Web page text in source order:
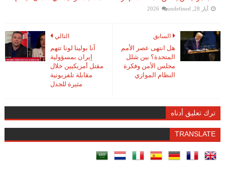
أيار 28, 2026 undefined
التالي
آنا بولينا لونا تتهم
إيران بمسؤولية
مقتل أمريكيين خلال
مقابلة تلفزيونية
مثيرة للجدل
السابق
هل انتهى عصر الأمم
المتحدة؟ بين شلل
مجلس الأمن وفكرة
النظام الموازي
ترك تعليق أدناه
TRANSLATE